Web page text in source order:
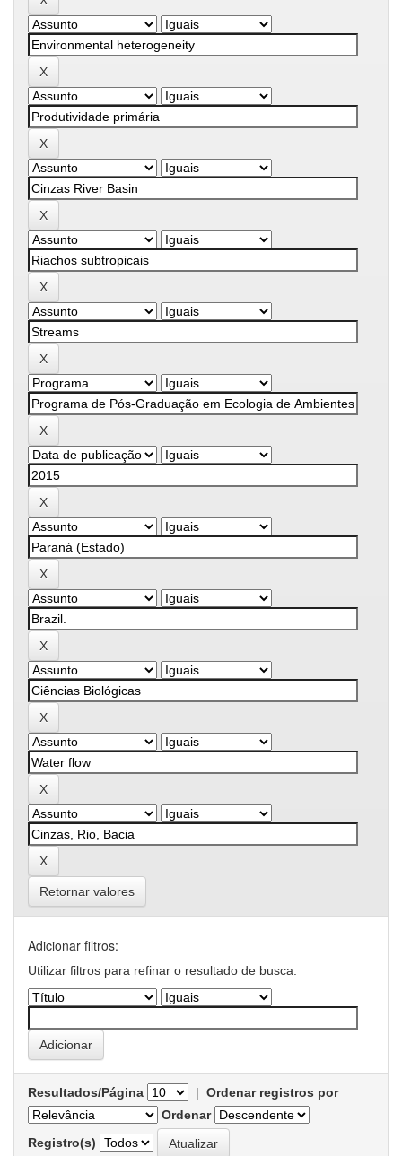
Retornar valores
Adicionar filtros:
Utilizar filtros para refinar o resultado de busca.
Resultados/Página | Ordenar registros por
Ordenar
Registro(s)